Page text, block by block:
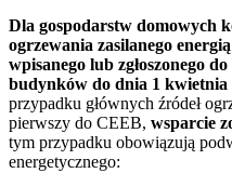
Dla gospodarstw domowych
ogrzewania zasilanego
wpisanego lub zgłoszonego
budynków do dnia 1 kwietnia
przypadku głównych źródeł
pierwszy do CEEB, wsparcie
tym przypadku obowiązują
energetycznego: